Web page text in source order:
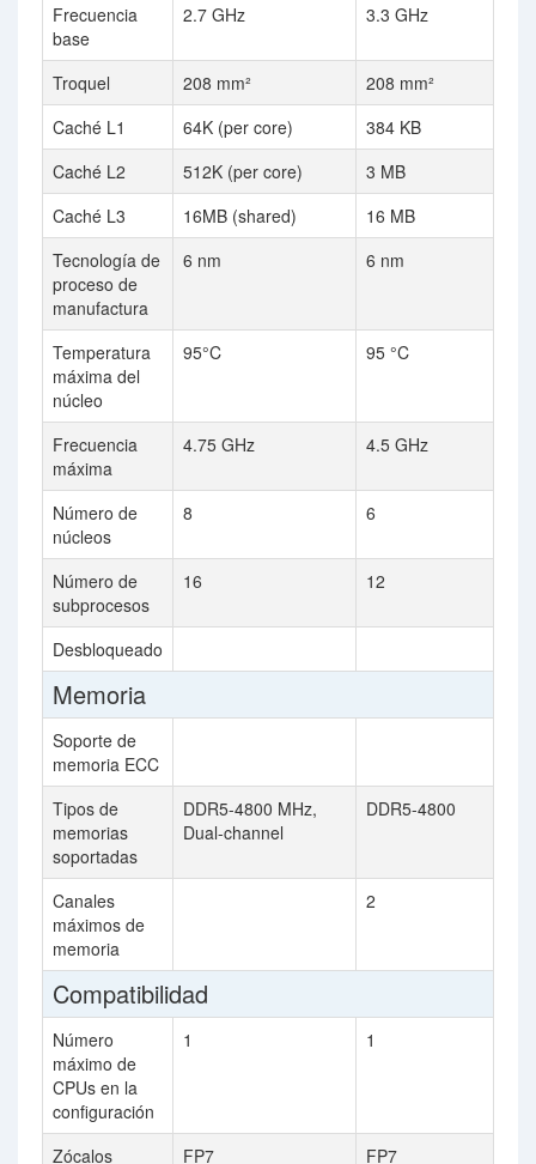
Frecuencia
base
2.7 GHz 3.3 GHz
Troquel 208 mm²
208 mm²
Caché L1
64K (per core)
384 KB
Caché L2
512K (per core)
3 MB
Caché L3
16MB (shared)
16 MB
Tecnología de
proceso de
manufactura
6 nm 6 nm
Temperatura
máxima del
núcleo
95°C 95 °C
Frecuencia
máxima
4.75 GHz 4.5 GHz
Número de
núcleos
8 6
Número de
subprocesos
16 12
Desbloqueado
Memoria
Soporte de
memoria ECC
Tipos de
memorias
soportadas
DDR5-4800 MHz,
Dual-channel
DDR5-4800
Canales
máximos de
memoria
2
Compatibilidad
Número
máximo de
CPUs en la
configuración
1 1
Zócalos
FP7 FP7